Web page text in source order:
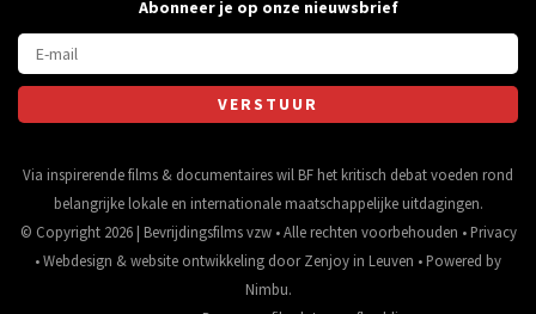
Abonneer je op onze nieuwsbrief
Via inspirerende films & documentaires wil BF het kritisch debat voeden rond
belangrijke lokale en internationale maatschappelijke uitdagingen.
© Copyright 2026 | Bevrijdingsfilms vzw • Alle rechten voorbehouden • Privacy
•Webdesign &website ontwikkeling doorZenjoy in Leuven • Powered by
Nimbu.